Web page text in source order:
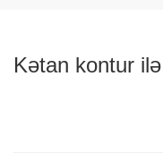
Kətan kontur ilə